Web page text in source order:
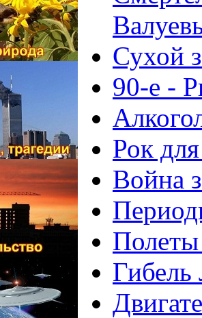
Сухой
90-е -
Рок
Война
Полеты
Гибель